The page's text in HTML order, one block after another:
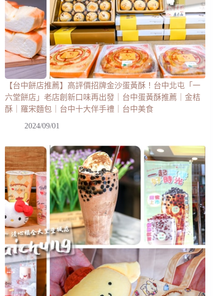
【台中餅店推薦】高評價招牌金沙蛋黃酥！台中北屯「一
六堂餅店」老店創新口味再出發｜台中蛋黃酥推薦｜金桔
酥｜羅宋麵包｜台中十大伴手禮｜台中美食
2024/09/01